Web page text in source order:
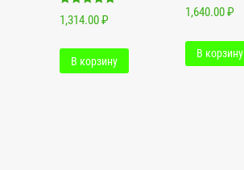
Оценка
5.00
1,314.00₽
В корзину
Оценка
5.00
1,640.00₽
В корзину